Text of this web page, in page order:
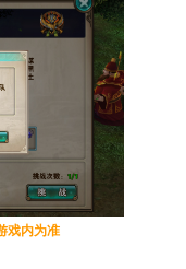
戏内为准